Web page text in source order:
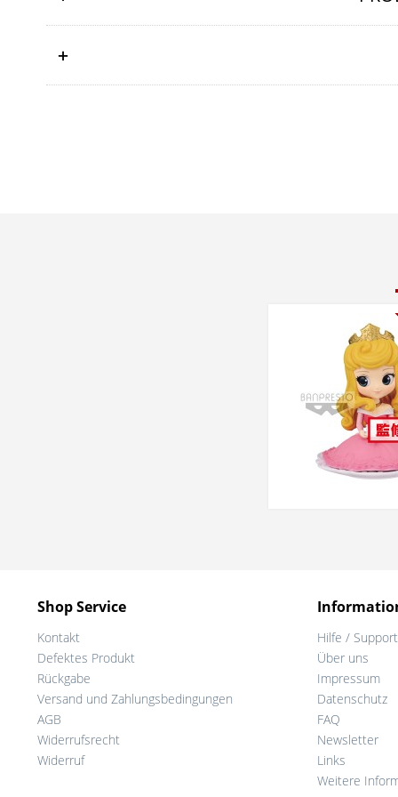
Shop Service
Kontakt
Defektes Produkt
Rückgabe
Versand und Zahlungsbedingungen
AGB
Widerrufsrecht
Widerruf
Hilfe / Support
Über uns
Impressum
Datenschutz
FAQ
Newsletter
Links
Weitere